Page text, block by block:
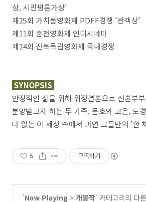
상, 시민평론가상’
제25회 가치봄영화제 PDFF경쟁 ‘관객상’
제11회 춘천영화제 인디시네마
제24회 전북독립영화제 국내경쟁
SYNOPSIS
안정적인 삶을 위해 위장결혼으로 신혼부
분양받고자 하는 두 가족. 문호와 고은, 도
나 없는 이 세상 속에서 과연 그들만의 '한
5 구독하기
'Now Playing > 개봉작' 카테고리의 다